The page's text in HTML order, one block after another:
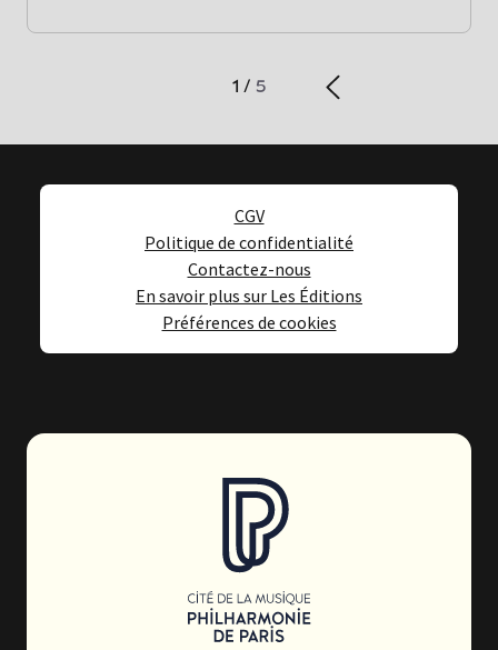
1 / 5
CGV
Politique de confidentialité
Contactez-nous
En savoir plus sur Les Éditions
Préférences de cookies